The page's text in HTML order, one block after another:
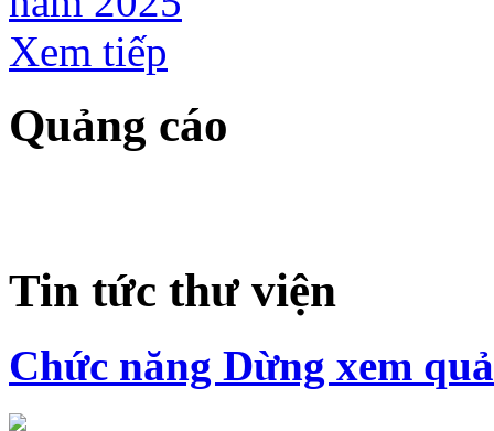
Xem tiếp
Quảng cáo
Tin tức thư viện
Chức năng Dừng xem